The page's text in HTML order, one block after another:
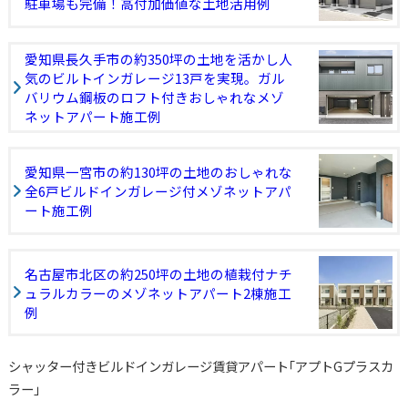
愛知県長久手市の約350坪の土地を活かし人
気のビルトインガレージ13戸を実現。ガル
バリウム鋼板のロフト付きおしゃれなメゾ
ネットアパート施工例
愛知県一宮市の約130坪の土地のおしゃれな
全6戸ビルドインガレージ付メゾネットアパ
ート施工例
名古屋市北区の約250坪の土地の植栽付ナチ
ュラルカラーのメゾネットアパート2棟施工
例
シャッター付きビルドインガレージ賃貸アパート｢アプトGプラスカ
ラー｣